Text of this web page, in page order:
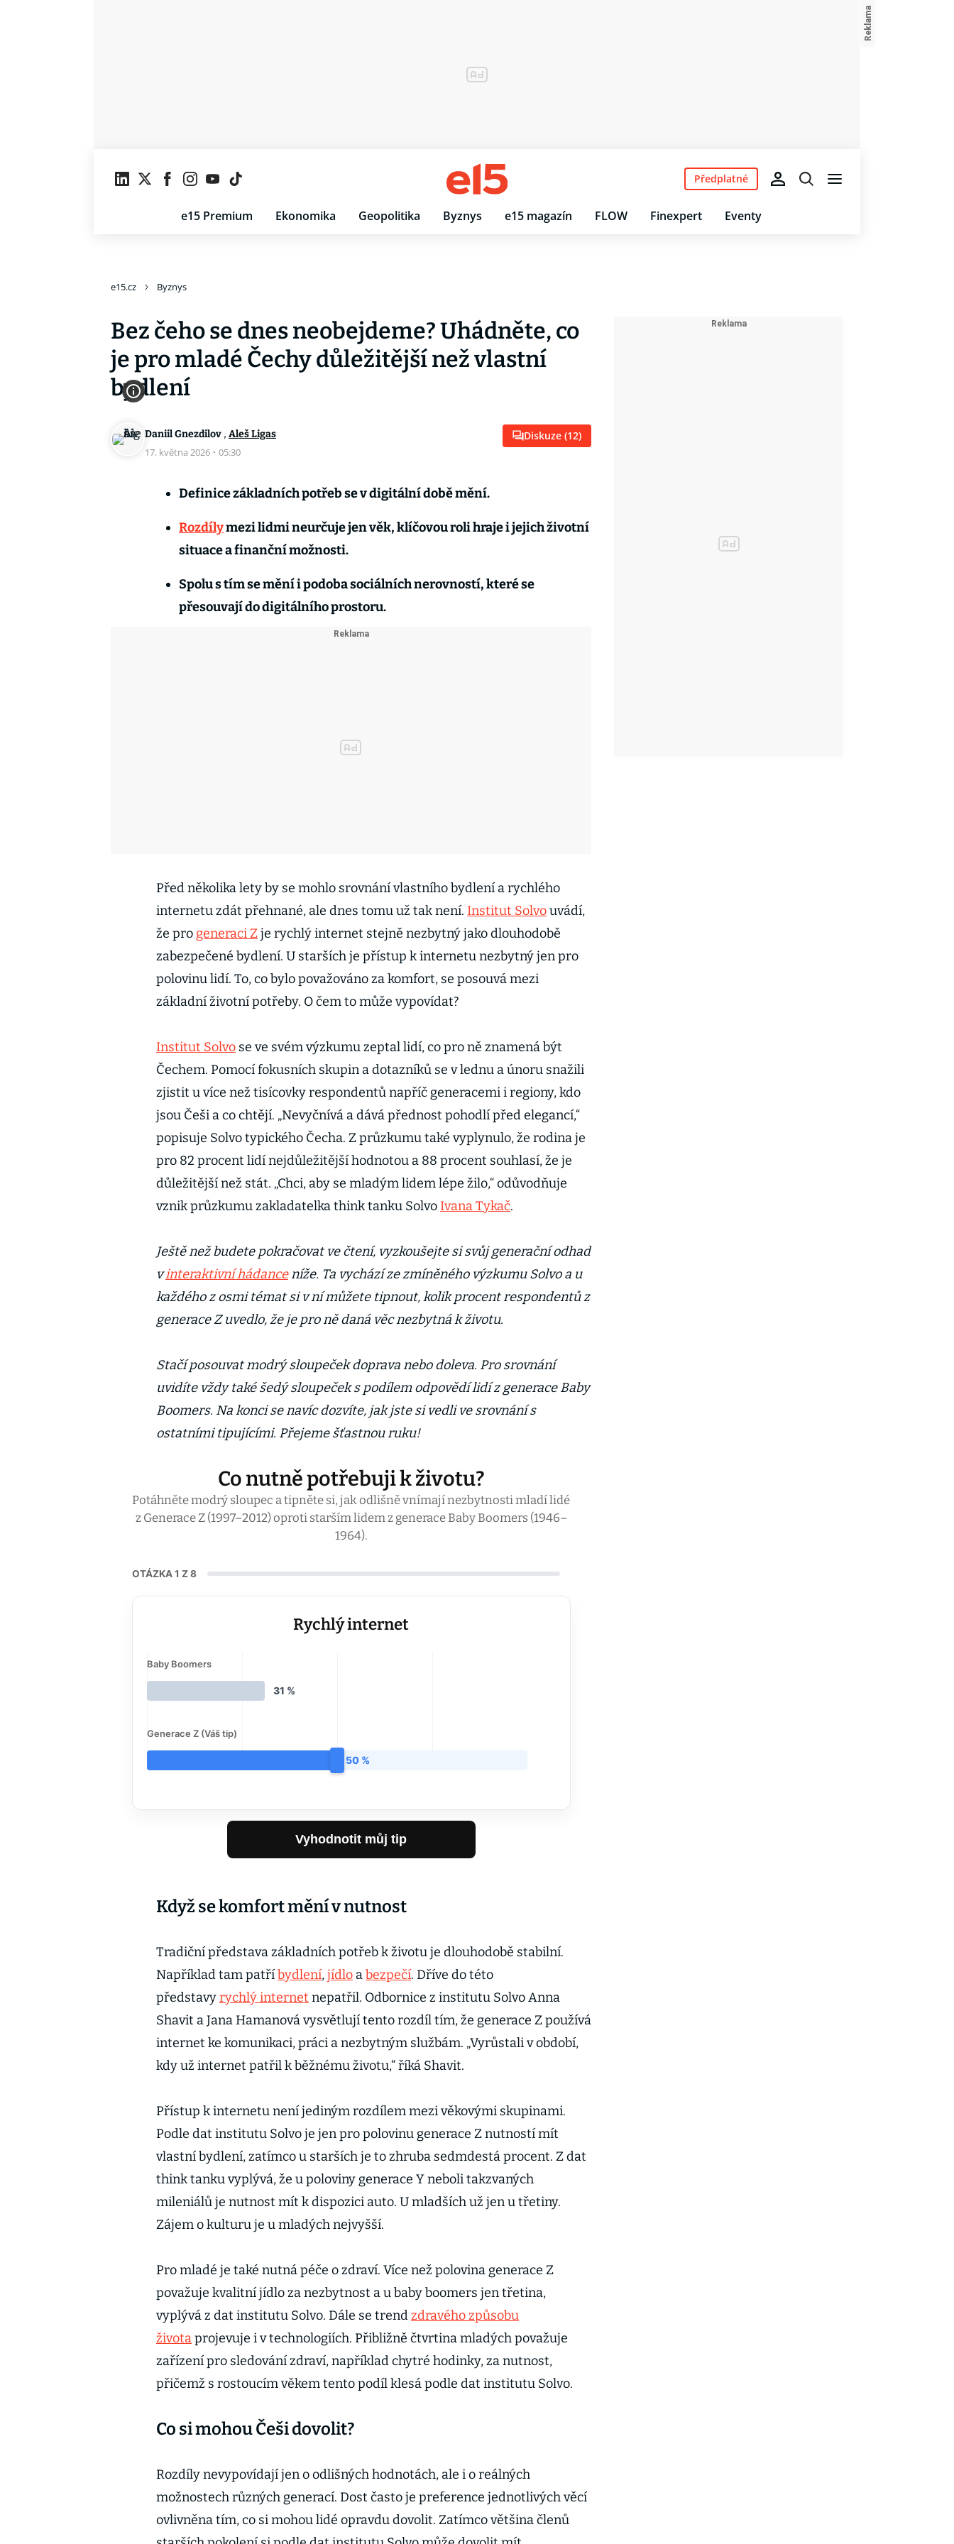
e15 Premium Ekonomika Geopolitika Byznys e15 magazín FLOW Finexpert Eventy
Předplatné
e15.cz Byznys
Bez čeho se dnes neobejdeme? Uhádněte, co
je pro mladé Čechy důležitější než vlastní
bydlení
Daniil Gnezdilov , Aleš Ligas
17. května 2026 · 05:30
Diskuze (12)
Definice základních potřeb se v digitální době mění.
Rozdílymezi lidmi neurčuje jen věk, klíčovou roli hraje i jejich životní
situace a finanční možnosti.
Spolu s tím se mění i podoba sociálních nerovností, které se
přesouvají do digitálního prostoru.
Před několika lety by se mohlo srovnání vlastního bydlení a rychlého
internetu zdát přehnané, ale dnes tomu už tak není. Institut Solvouvádí,
že pro generaci Zje rychlý internet stejně nezbytný jako dlouhodobě
zabezpečené bydlení. U starších je přístup k internetu nezbytný jen pro
polovinu lidí. To, co bylo považováno za komfort, se posouvá mezi
základní životní potřeby. O čem to může vypovídat?
Institut Solvo se ve svém výzkumu zeptal lidí, co pro ně znamená být
Čechem. Pomocí fokusních skupin a dotazníků se v lednu a únoru snažili
zjistit u více než tisícovky respondentů napříč generacemi i regiony, kdo
jsou Češi a co chtějí. „Nevyčnívá a dává přednost pohodlí před elegancí,“
popisuje Solvo typického Čecha. Z průzkumu také vyplynulo, že rodina je
pro 82 procent lidí nejdůležitější hodnotou a 88 procent souhlasí, že je
důležitější než stát. „Chci, aby se mladým lidem lépe žilo,“ odůvodňuje
vznik průzkumu zakladatelka think tanku Solvo Ivana Tykač.
Ještě než budete pokračovat ve čtení, vyzkoušejte si svůj generační odhad
vinteraktivní hádanceníže. Ta vychází ze zmíněného výzkumu Solvo a u
každého z osmi témat si v ní můžete tipnout, kolik procent respondentů z
generace Z uvedlo, že je pro ně daná věc nezbytná k životu.
Stačí posouvat modrý sloupeček doprava nebo doleva. Pro srovnání
uvidíte vždy také šedý sloupeček s podílem odpovědí lidí z generace Baby
Boomers. Na konci se navíc dozvíte, jak jste si vedli ve srovnání s
ostatními tipujícími. Přejeme šťastnou ruku!
Co nutně potřebuji k životu?
Potáhněte modrý sloupec a tipněte si, jak odlišně vnímají nezbytnosti mladí lidé
z Generace Z (1997–2012) oproti starším lidem z generace Baby Boomers (1946–
1964).
OTÁZKA 1 Z 8
Rychlý internet
Baby Boomers
31 %
Generace Z (Váš tip)
50 %
Vyhodnotit můj tip
Když se komfort mění v nutnost
Tradiční představa základních potřeb k životu je dlouhodobě stabilní.
Například tam patříbydlení,jídlo abezpečí. Dříve do této
představyrychlý internet nepatřil. Odbornice z institutu Solvo Anna
Shavit a Jana Hamanová vysvětlují tento rozdíl tím, že generace Z používá
internet ke komunikaci, práci a nezbytným službám. „Vyrůstali v období,
kdy už internet patřil k běžnému životu,“ říká Shavit.
Přístup k internetu není jediným rozdílem mezi věkovými skupinami.
Podle dat institutu Solvo je jen pro polovinu generace Z nutností mít
vlastní bydlení, zatímco u starších je to zhruba sedmdestá procent. Z dat
think tanku vyplývá, že u poloviny generace Y neboli takzvaných
mileniálů je nutnost mít k dispozici auto. U mladších už jen u třetiny.
Zájem o kulturu je u mladých nejvyšší.
Pro mladé je také nutná péče o zdraví. Více než polovina generace Z
považuje kvalitní jídlo za nezbytnost a u baby boomers jen třetina,
vyplývá z dat institutu Solvo. Dále se trendzdravého způsobu
životaprojevuje i v technologiích. Přibližně čtvrtina mladých považuje
zařízení pro sledování zdraví, například chytré hodinky, za nutnost,
přičemž s rostoucím věkem tento podíl klesá podle dat institutu Solvo.
Co si mohou Češi dovolit?
Rozdíly nevypovídají jen o odlišných hodnotách, ale i o reálných
možnostech různých generací. Dost často je preference jednotlivých věcí
ovlivněna tím, co si mohou lidé opravdu dovolit. Zatímco většina členů